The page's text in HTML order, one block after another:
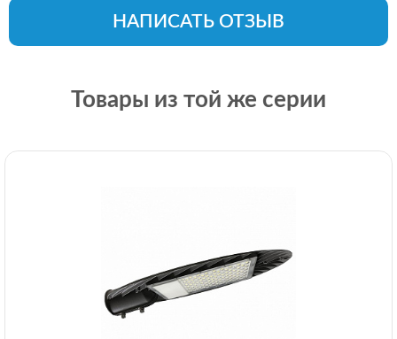
НАПИСАТЬ ОТЗЫВ
Товары из той же серии